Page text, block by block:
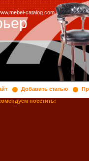
catalog.com
Добавить статью
посетить: